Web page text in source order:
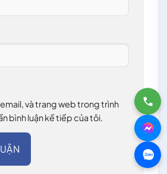
và trang web trong trình
bình luận kế tiếp của tôi.